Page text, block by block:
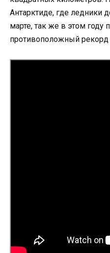
Антарктиде, где ледники
марте, так же в этом году
противоположный